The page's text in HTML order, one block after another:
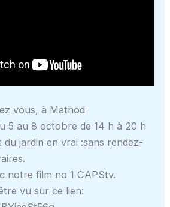
vous, à Mathod
5 au 8 octobre de 14 h à 20 h
du jardin en vrai :sans rendez-
notre film no 1 CAPStv.
vu sur ce lien: